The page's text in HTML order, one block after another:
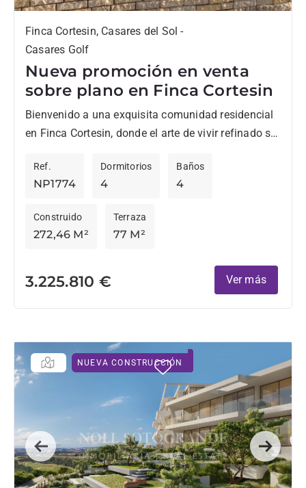
Finca Cortesin, Casares del Sol -
Casares Golf
Nueva promoción en venta
sobre plano en Finca Cortesin
Bienvenido a una exquisita comunidad residencial
en Finca Cortesin, donde el arte de vivir refinado se
Costa del...
NP1774
Ref.
4
Dormitorios
4
Baños
272,46 M²
Construido
77 M²
Terraza
3.225.810 € Ver más
NUEVA CONSTRUCCIÓN
Previous Next